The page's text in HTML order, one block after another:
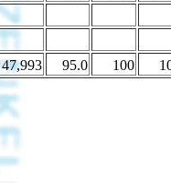
47,993 95.0 100